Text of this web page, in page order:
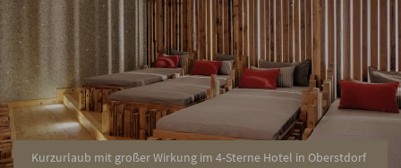
Kurzurlaub mit großer Wirkung im 4-Sterne Hotel in Oberstdorf